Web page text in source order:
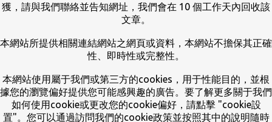
獲，請與我們聯絡並告知網址，我們會在 10 個工作天內回收該
文章。
本網站所提供相關連結網站之網頁或資料，本網站不擔保其正確
性、即時性或完整性。
本網站使用屬于我們或第三方的cookies，用于性能目的，並根
據您的瀏覽偏好提供您可能感興趣的廣告。要了解更多關于我們
如何使用cookie或更改您的cookie偏好，請點擊 "cookie設
置"。您可以通過訪問我們的cookie政策並按照其中的說明隨時